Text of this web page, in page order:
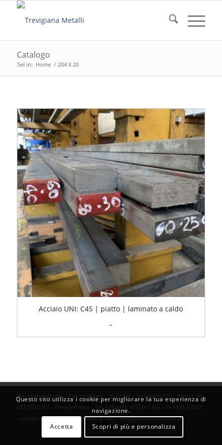
Catalogo
Sei in: Home / 204 X 20
Acciaio UNI: C45 | piatto | laminato a caldo
-Fascia
di
a
1,59€
Trevigiana Metalli - Via Conegliano, 96 31058 – Susegana (TV) - Partita iva
04772360261 - Privacy Policy - Tel. +39 0438 455324 - Fax +39 0438 455301
- e-mail: info@trevigianametalli.it- PEC:trevigianametalli@pec.it
Questo sito utilizza i cookie per migliorare la tua esperienza di
navigazione.
Accetta
Scopri di più e personalizza